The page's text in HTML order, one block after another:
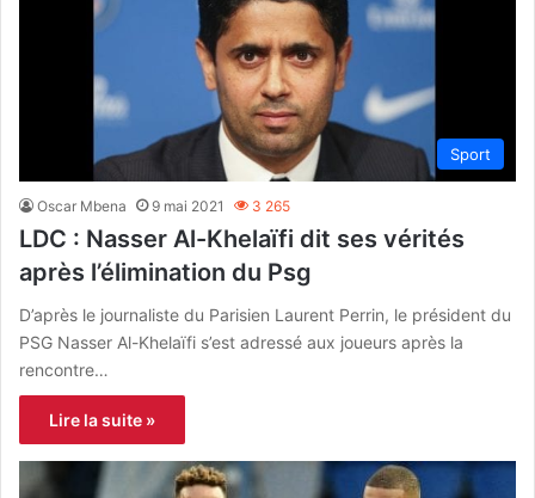
Sport
Oscar Mbena 9 mai 2021 3 265
LDC : Nasser Al-Khelaïfi dit ses vérités
après l’élimination du Psg
D’après le journaliste du Parisien Laurent Perrin, le président du
PSG Nasser Al-Khelaïfi s’est adressé aux joueurs après la
rencontre…
Lire la suite »